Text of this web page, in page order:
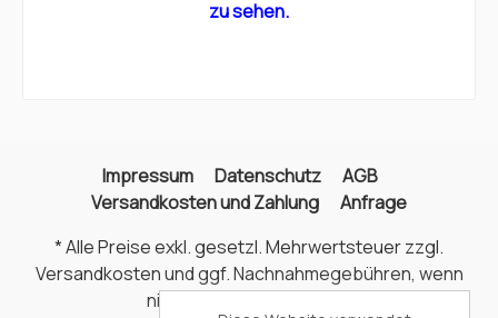
zu sehen.
Impressum Datenschutz
AGB
Versandkosten und Zahlung
Anfrage
* Alle Preise exkl. gesetzl. Mehrwertsteuer zzgl.
Versandkostenund ggf. Nachnahmegebühren, wenn
nicht anders angegeben.